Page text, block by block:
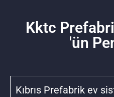
Kktc
'ün
Kıbrıs Prefabrik ev